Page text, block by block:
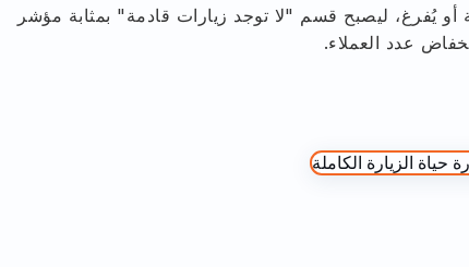
أو يُفرغ، ليصبح قسم "لا توجد زيارات قادمة" بمثابة مؤشر
عدد العملاء.